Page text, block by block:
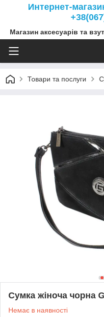
Интернет-
Магазин аксесуарів та
Товари та послуги
Сумка жіноча чорна
Немає в наявності